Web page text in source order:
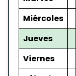
Miércoles
Jueves
Viernes